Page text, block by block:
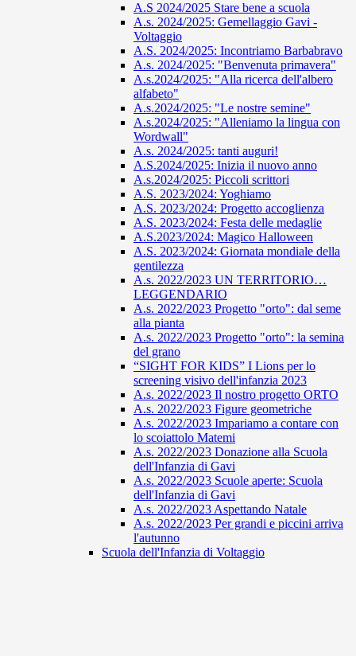
A.S 2024/2025 Stare bene a scuola
A.s. 2024/2025: Gemellaggio Gavi -
Voltaggio
A.S. 2024/2025: Incontriamo Barbabravo
A.s. 2024/2025: "Benvenuta primavera"
A.s.2024/2025: "Alla ricerca dell'albero
alfabeto"
A.s.2024/2025: "Le nostre semine"
A.s.2024/2025: "Alleniamo la lingua con
Wordwall"
A.s. 2024/2025: tanti auguri!
A.S.2024/2025: Inizia il nuovo anno
A.s.2024/2025: Piccoli scrittori
A.S. 2023/2024: Yoghiamo
A.S. 2023/2024: Progetto accoglienza
A.S. 2023/2024: Festa delle medaglie
A.S.2023/2024: Magico Halloween
A.S. 2023/2024: Giornata mondiale della
gentilezza
A.s. 2022/2023 UN TERRITORIO…
LEGGENDARIO
A.s. 2022/2023 Progetto "orto": dal seme
alla pianta
A.s. 2022/2023 Progetto "orto": la semina
del grano
“SIGHT FOR KIDS” I Lions per lo
screening visivo dell'infanzia 2023
A.s. 2022/2023 Il nostro progetto ORTO
A.s. 2022/2023 Figure geometriche
A.s. 2022/2023 Impariamo a contare con
lo scoiattolo Matemi
A.s. 2022/2023 Donazione alla Scuola
dell'Infanzia di Gavi
A.s. 2022/2023 Scuole aperte: Scuola
dell'Infanzia di Gavi
A.s. 2022/2023 Aspettando Natale
A.s. 2022/2023 Per grandi e piccini arriva
l'autunno
Scuola dell'Infanzia di Voltaggio